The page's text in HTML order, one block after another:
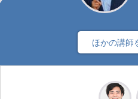
ほかの講師